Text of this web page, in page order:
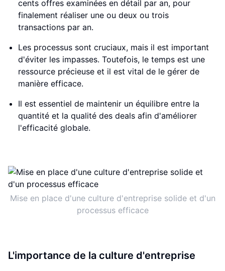
cents offres examinées en détail par an, pour
finalement réaliser une ou deux ou trois
transactions par an.
Les processus sont cruciaux, mais il est important
d'éviter les impasses. Toutefois, le temps est une
ressource précieuse et il est vital de le gérer de
manière efficace.
Il est essentiel de maintenir un équilibre entre la
quantité et la qualité des deals afin d'améliorer
l'efficacité globale.
Mise en place d'une culture d'entreprise solide et d'un
processus efficace
L'importance de la culture d'entreprise